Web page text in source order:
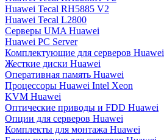
Huawei Tecal RH5885 V2
Huawei Tecal L2800
Серверы UMA Huawei
Huawei PC Server
Комплектующие для серверов Huawei
Жесткие диски Huawei
Оперативная память Huawei
Процессоры Huawei Intel Xeon
KVM Huawei
Оптические приводы и FDD Huawei
Опции для серверов Huawei
Комплекты для монтажа Huawei